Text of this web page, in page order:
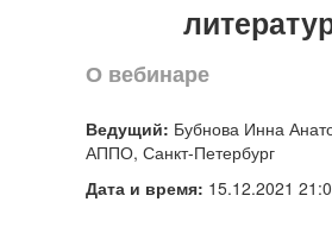
О вебинаре
Ведущий: Бубнова Инна
АППО, Санкт-Петербург
Дата и время: 15.12.2021